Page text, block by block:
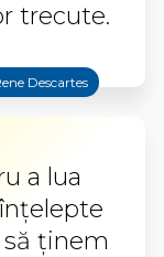
trecute.
Descartes
a lua
ținem